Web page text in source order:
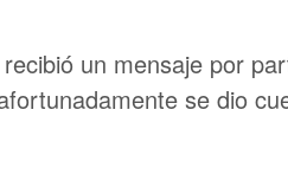
un mensaje por
se dio